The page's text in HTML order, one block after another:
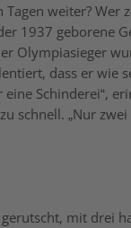
weiter? Wer
1937 geborene
Olympiasieger
dass er wie
Schinderei“,
schnell. „Nur
mit drei